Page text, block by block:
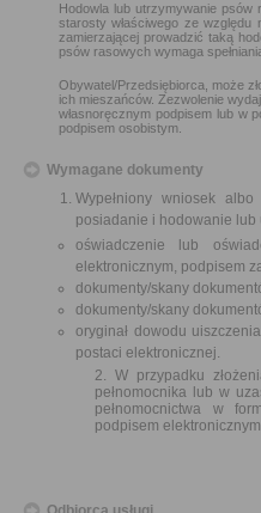
Hodowla lub utrzymywanie
starosty właściwego ze
zamierzającej prowadzić taką
psów rasowych wymaga
Obywatel/Przedsiębiorca, może
ich mieszańców. Zezwolenie
własnoręcznym podpisem lub w
podpisem osobistym.
Wymagane dokumenty
Wypełniony wniosek
posiadanie i hodowanie lub
oświadczenie lub
elektronicznym, podpisem
dokumenty/skany
dokumenty/skany
oryginał dowodu
postaci elektronicznej.
2. W przypadku
pełnomocnika lub w
pełnomocnictwa w
podpisem